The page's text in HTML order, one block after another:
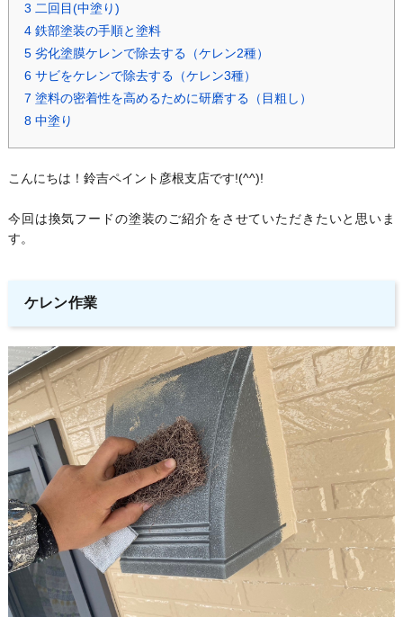
3 二回目(中塗り)
4鉄部塗装の手順と塗料
5劣化塗膜ケレンで除去する（ケレン2種）
6サビをケレンで除去する（ケレン3種）
7 塗料の密着性を高めるために研磨する（目粗し）
8中塗り
こんにちは！鈴吉ペイント彦根支店です!(^^)!
今回は換気フードの塗装のご紹介をさせていただきたいと思いま
す。
ケレン作業